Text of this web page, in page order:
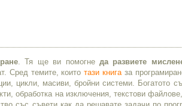
. Тя ще ви помогне да развиете
Сред темите, коитотази книга за
цикли, масиви, бройни системи. Богатото
обработка на изключения, текстови
със съвети как да решавате задачи по